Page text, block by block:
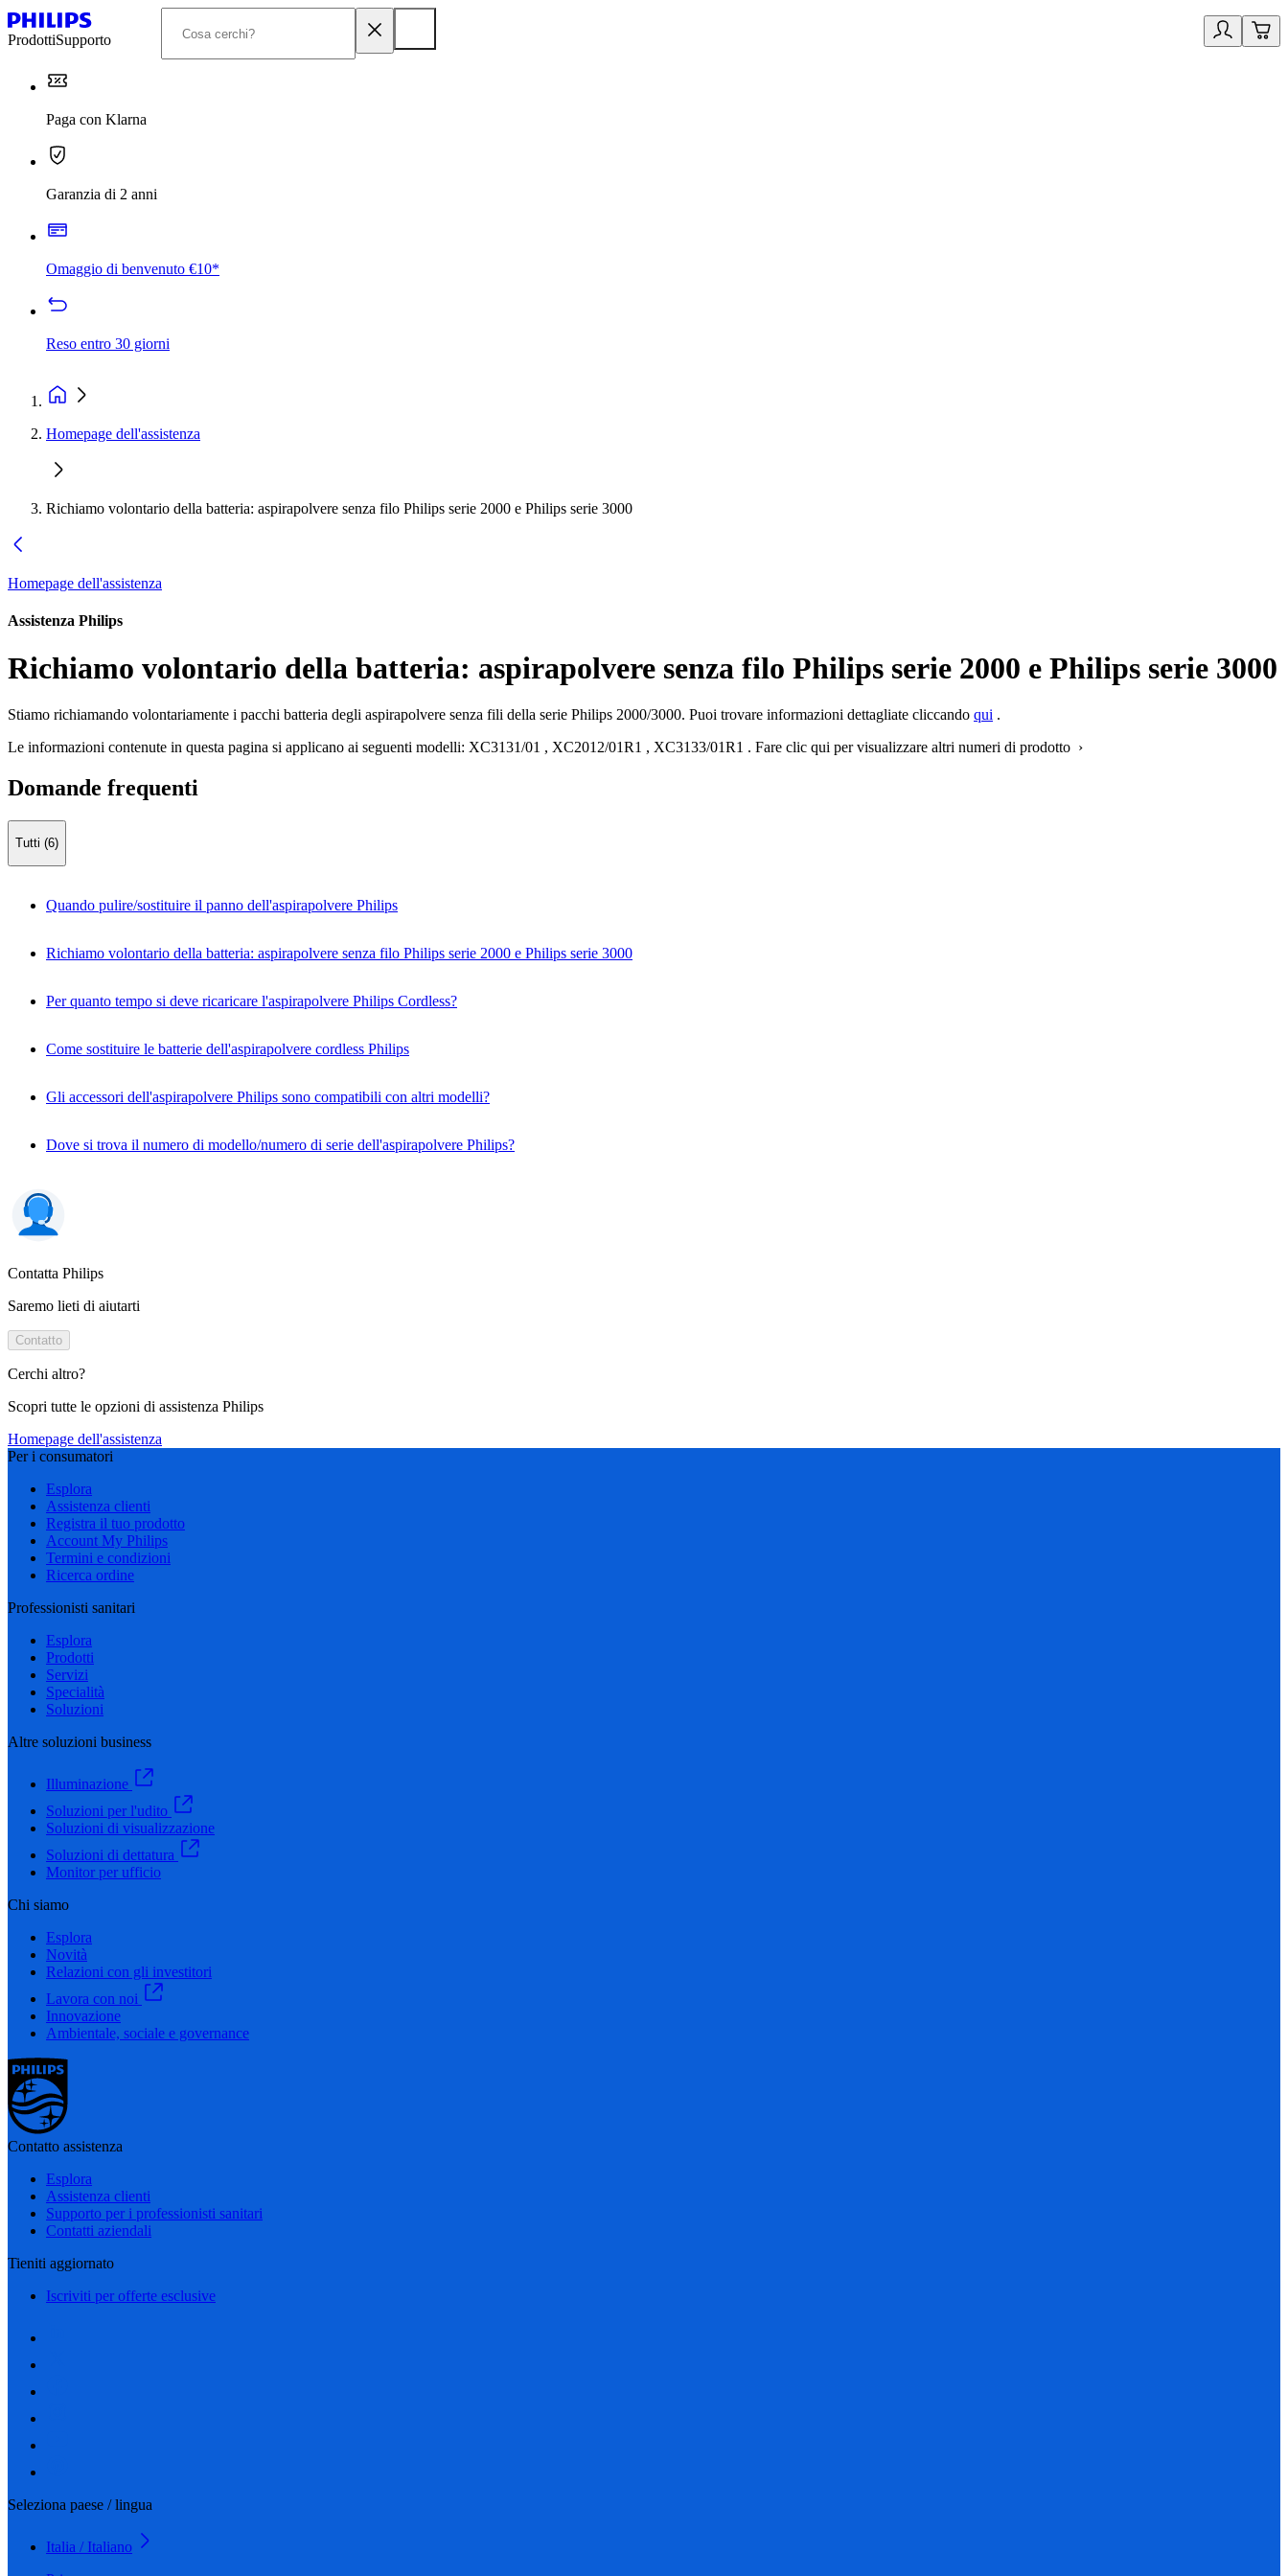
ProdottiSupporto
Paga con Klarna
Garanzia di 2 anni
Omaggio di benvenuto €10*
Reso entro 30 giorni
Homepage dell'assistenza
Richiamo volontario della batteria: aspirapolvere senza filo Philips serie 2000 e Philips serie 3000
Homepage dell'assistenza
Assistenza Philips
Richiamo volontario della batteria: aspirapolvere senza filo Philips serie 2000 e Philips serie 3000
Stiamo richiamando volontariamente i pacchi batteria degli aspirapolvere senza fili della serie Philips 2000/3000. Puoi trovare informazioni dettagliate cliccando qui .
Le informazioni contenute in questa pagina si applicano ai seguenti modelli: XC3131/01 , XC2012/01R1 , XC3133/01R1 . Fare clic qui per visualizzare altri numeri di prodotto ›
Domande frequenti
Tutti (6)
Quando pulire/sostituire il panno dell'aspirapolvere Philips
Richiamo volontario della batteria: aspirapolvere senza filo Philips serie 2000 e Philips serie 3000
Per quanto tempo si deve ricaricare l'aspirapolvere Philips Cordless?
Come sostituire le batterie dell'aspirapolvere cordless Philips
Gli accessori dell'aspirapolvere Philips sono compatibili con altri modelli?
Dove si trova il numero di modello/numero di serie dell'aspirapolvere Philips?
Contatta Philips
Saremo lieti di aiutarti
Contatto
Cerchi altro?
Scopri tutte le opzioni di assistenza Philips
Homepage dell'assistenza
Per i consumatori
Esplora
Assistenza clienti
Registra il tuo prodotto
Account My Philips
Termini e condizioni
Ricerca ordine
Professionisti sanitari
Esplora
Prodotti
Servizi
Specialità
Soluzioni
Altre soluzioni business
Illuminazione
Soluzioni per l'udito
Soluzioni di visualizzazione
Soluzioni di dettatura
Monitor per ufficio
Chi siamo
Esplora
Novità
Relazioni con gli investitori
Lavora con noi
Innovazione
Ambientale, sociale e governance
Contatto assistenza
Esplora
Assistenza clienti
Supporto per i professionisti sanitari
Contatti aziendali
Tieniti aggiornato
Iscriviti per offerte esclusive
Seleziona paese / lingua
Italia / Italiano